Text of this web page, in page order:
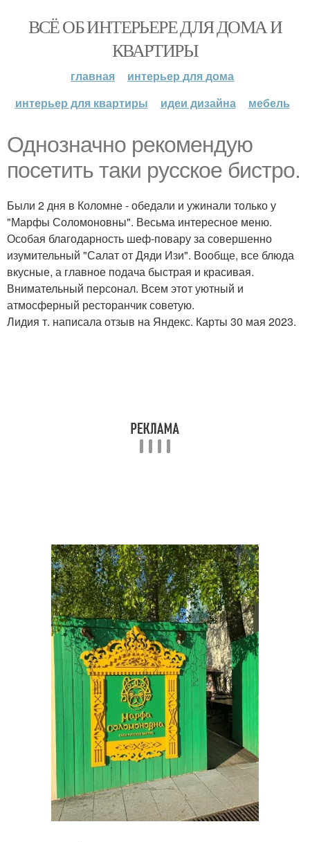
ВСЁ ОБ ИНТЕРЬЕРЕ ДЛЯ ДОМА И
КВАРТИРЫ
главная
интерьер для дома
интерьер для квартиры
идеи дизайна мебель
Однозначно рекомендую
посетить таки русское бистро.
Были 2 дня в Коломне - обедали и ужинали только у
"Марфы Соломоновны". Весьма интересное меню.
Особая благодарность шеф-повару за совершенно
изумительный "Салат от Дяди Изи". Вообще, все блюда
вкусные, а главное подача быстрая и красивая.
Внимательный персонал. Всем этот уютный и
атмосферный ресторанчик советую.
Лидия т. написала отзыв на Яндекс. Карты 30 мая 2023.